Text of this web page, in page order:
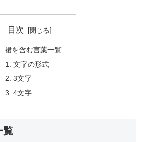
目次
裙を含む言葉一覧
文字の形式
3文字
4文字
覧